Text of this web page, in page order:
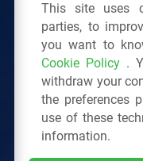
Via San
All right
This site uses
parties, to
you want to
Cookie Policy .
withdraw your
the preferences
use of these
information.